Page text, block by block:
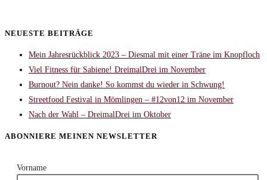
NEUESTE BEITRÄGE
Mein Jahresrückblick 2023 – Diesmal mit einer Träne im Knopfloch
Viel Fitness für Sabiene! DreimalDrei im November
Burnout? Nein danke! So kommst du wieder in Schwung!
Streetfood Festival in Mömlingen – #12von12 im November
Nach der Wahl – DreimalDrei im Oktober
ABONNIERE MEINEN NEWSLETTER
Vorname